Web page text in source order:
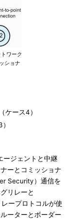
ワーク
ショナ
ケース4）
ージェントと中継
ーとコミッショナ
Security）通信を
リレーと
ープロトコルが使
ーターとボーダー